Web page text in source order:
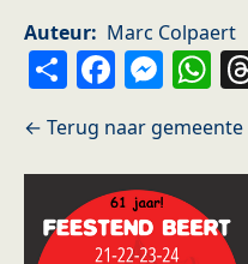
Auteur
Marc Colpaert
Share